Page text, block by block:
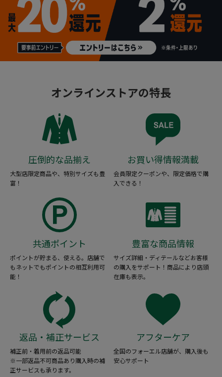
オンラインストアの特長
圧倒的な品揃え
大型店限定商品や、特別サイズも豊
富！
お買い得情報満載
会員限定クーポンや、限定価格で購
入できる！
共通ポイント
ポイントが貯まる、使える。店舗で
もネットでもポイントの相互利用可
能！
豊富な商品情報
サイズ詳細・ディテールなどお客様
の購入をサポート！商品により店頭
在庫も表示。
返品・補正サービス
補正前・着用前の返品可能
※一部返品不可商品あり購入時の補
正サービスも承ります。
アフターケア
全国のフォーエル店舗が、購入後も
安心サポート